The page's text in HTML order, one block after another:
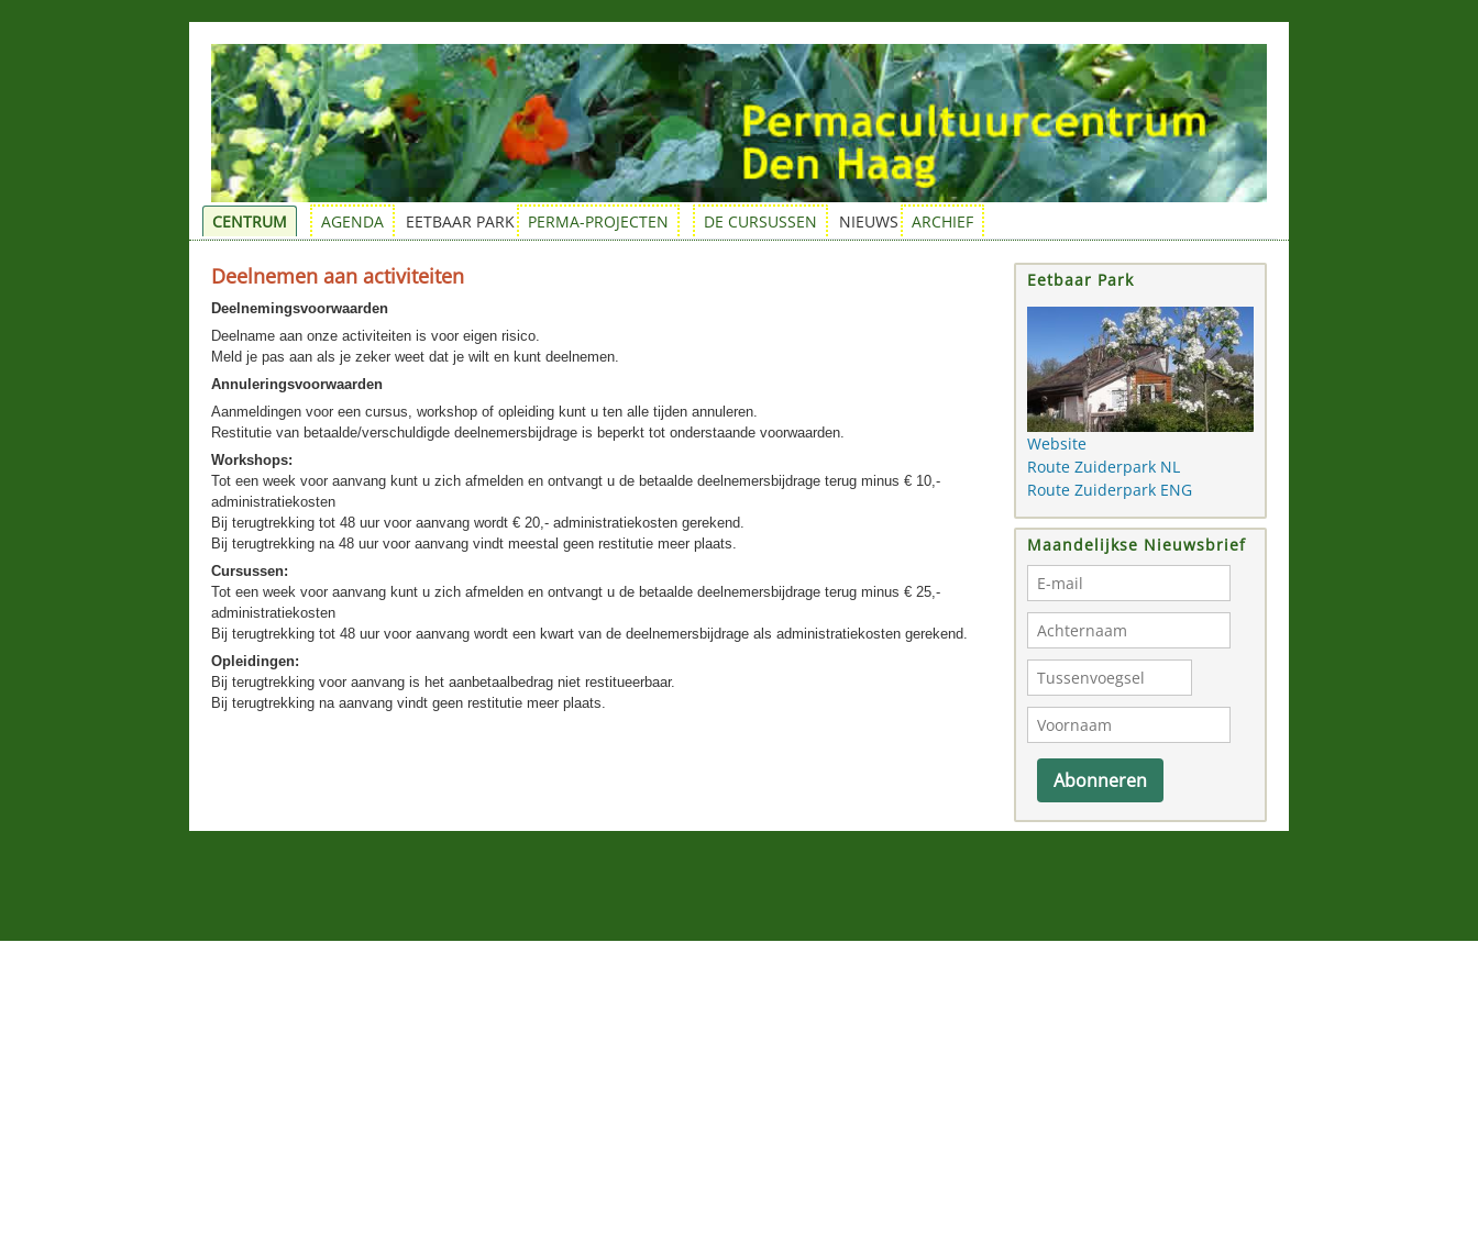
CENTRUM AGENDA EETBAAR PARK PERMA-PROJECTEN DE CURSUSSEN NIEUWS ARCHIEF
Deelnemen aan activiteiten
Deelnemingsvoorwaarden
Deelname aan onze activiteiten is voor eigen risico.
Meld je pas aan als je zeker weet dat je wilt en kunt deelnemen.
Annuleringsvoorwaarden
Aanmeldingen voor een cursus, workshop of opleiding kunt u ten alle tijden annuleren.
Restitutie van betaalde/verschuldigde deelnemersbijdrage is beperkt tot onderstaande voorwaarden.
Workshops:
Tot een week voor aanvang kunt u zich afmelden en ontvangt u de betaalde deelnemersbijdrage terug minus € 10,-
administratiekosten
Bij terugtrekking tot 48 uur voor aanvang wordt € 20,- administratiekosten gerekend.
Bij terugtrekking na 48 uur voor aanvang vindt meestal geen restitutie meer plaats.
Cursussen:
Tot een week voor aanvang kunt u zich afmelden en ontvangt u de betaalde deelnemersbijdrage terug minus € 25,-
administratiekosten
Bij terugtrekking tot 48 uur voor aanvang wordt een kwart van de deelnemersbijdrage als administratiekosten gerekend.
Opleidingen:
Bij terugtrekking voor aanvang is het aanbetaalbedrag niet restitueerbaar.
Bij terugtrekking na aanvang vindt geen restitutie meer plaats.
Eetbaar Park
Website
Route Zuiderpark NL
Route Zuiderpark ENG
Maandelijkse Nieuwsbrief
Abonneren